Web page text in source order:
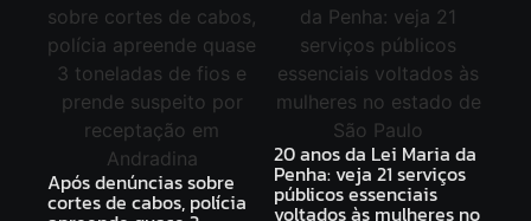
Após denúncias sobre
cortes de cabos, polícia
20 anos da Lei Maria da
Penha: veja 21 serviços
públicos essenciais
voltados às mulheres no